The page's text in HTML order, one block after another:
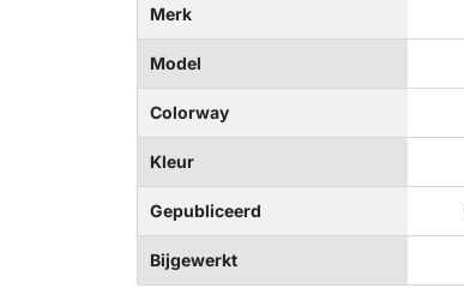
Merk
Model
Colorway
Kleur
Gepubliceerd
Bijgewerkt